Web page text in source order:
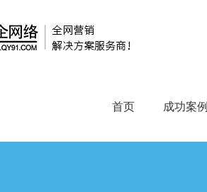
首页 成功案例